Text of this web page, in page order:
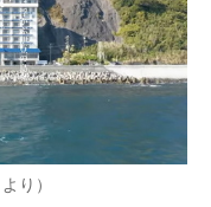
より）